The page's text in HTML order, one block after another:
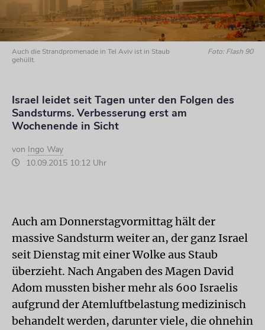
Auch die Strandpromenade in Tel Aviv ist in Staub
gehüllt.
Foto: Flash 90
Israel leidet seit Tagen unter den Folgen des
Sandsturms. Verbesserung erst am
Wochenende in Sicht
von Ingo Way
10.09.2015 10:12 Uhr
Auch am Donnerstagvormittag hält der
massive Sandsturm weiter an, der ganz Israel
seit Dienstag mit einer Wolke aus Staub
überzieht. Nach Angaben des Magen David
Adom mussten bisher mehr als 600 Israelis
aufgrund der Atemluftbelastung medizinisch
behandelt werden, darunter viele, die ohnehin